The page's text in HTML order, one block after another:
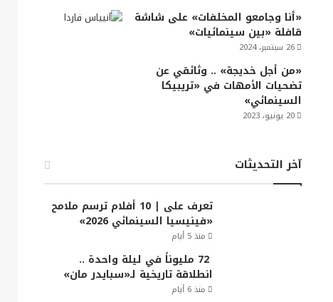
«أنا وجامعو المخلفات» على شاشة
قافلة «بين سينمائيات»
26 سبتمبر، 2024
«من أجل خديجة» .. وثائقي عن
تضحيات الأمهات في «تريبيكا
السينمائي»
20 يونيو، 2023
آخر التحديثات
تعرف على | 10 أفلام ترسم ملامح
«فينيسيا السينمائي 2026»
منذ 5 أيام
72 مليوناً في ليلة واحدة ..
انطلاقة تاريخية لـ«سبايدر مان»
منذ 6 أيام